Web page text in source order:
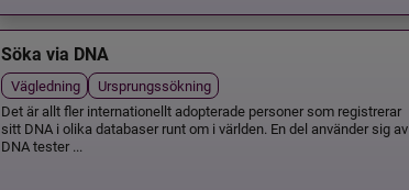
Söka via DNA
Vägledning
Ursprungssökning
Det är allt fler internationellt adopterade personer som registrerar
sitt DNA i olika databaser runt om i världen. En del använder sig av
DNA tester ...